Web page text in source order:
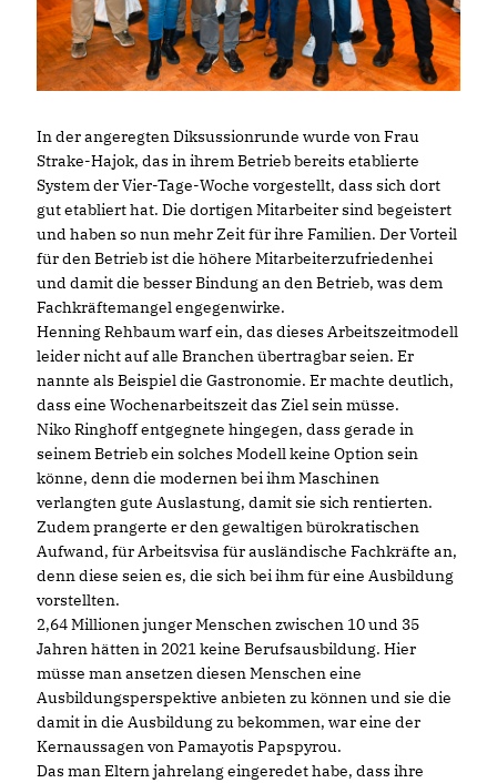
In der angeregten Diksussionrunde wurde von Frau
Strake-Hajok, das in ihrem Betrieb bereits etablierte
System der Vier-Tage-Woche vorgestellt, dass sich dort
gut etabliert hat. Die dortigen Mitarbeiter sind begeistert
und haben so nun mehr Zeit für ihre Familien. Der Vorteil
für den Betrieb ist die höhere Mitarbeiterzufriedenhei
und damit die besser Bindung an den Betrieb, was dem
Fachkräftemangel engegenwirke.
Henning Rehbaum warf ein, das dieses Arbeitszeitmodell
leider nicht auf alle Branchen übertragbar seien. Er
nannte als Beispiel die Gastronomie. Er machte deutlich,
dass eine Wochenarbeitszeit das Ziel sein müsse.
Niko Ringhoff entgegnete hingegen, dass gerade in
seinem Betrieb ein solches Modell keine Option sein
könne, denn die modernen bei ihm Maschinen
verlangten gute Auslastung, damit sie sich rentierten.
Zudem prangerte er den gewaltigen bürokratischen
Aufwand, für Arbeitsvisa für ausländische Fachkräfte an,
denn diese seien es, die sich bei ihm für eine Ausbildung
vorstellten.
2,64 Millionen junger Menschen zwischen 10 und 35
Jahren hätten in 2021 keine Berufsausbildung. Hier
müsse man ansetzen diesen Menschen eine
Ausbildungsperspektive anbieten zu können und sie die
damit in die Ausbildung zu bekommen, war eine der
Kernaussagen von Pamayotis Papspyrou.
Das man Eltern jahrelang eingeredet habe, dass ihre